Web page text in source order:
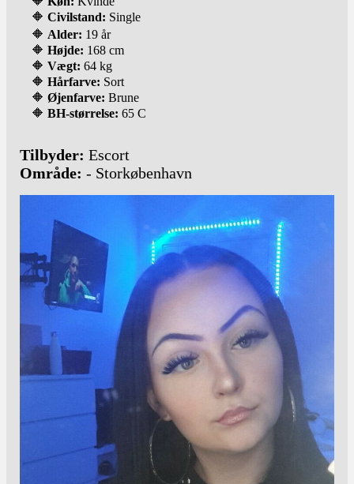
🔶 Civilstand: Single
🔶 Alder: 19 år
🔶 Højde: 168 cm
🔶 Vægt: 64 kg
🔶 Hårfarve: Sort
🔶 Øjenfarve: Brune
🔶 BH-størrelse: 65 C
Tilbyder: Escort
Område: - Storkøbenhavn